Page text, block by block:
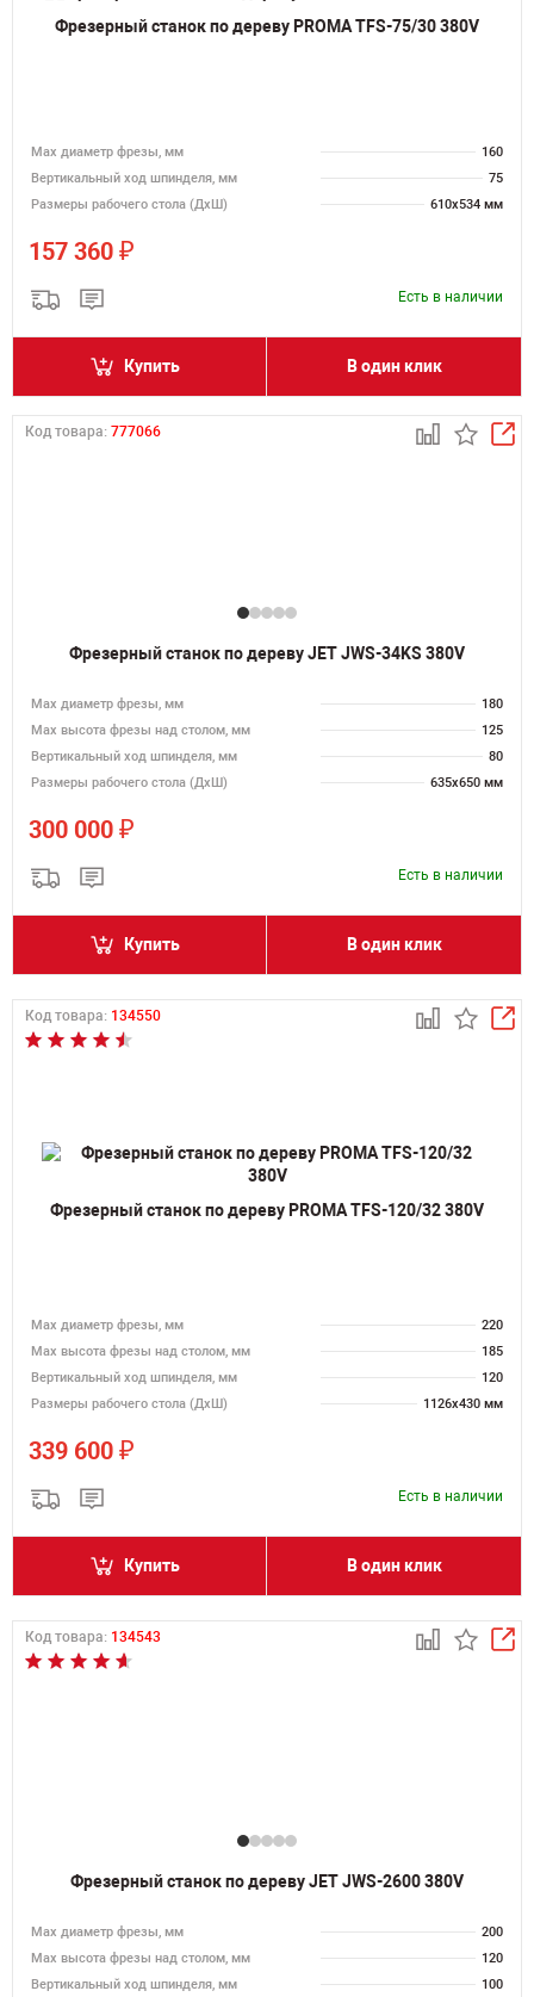
Фрезерный станок по дереву PROMA TFS-75/30 380V
Max диаметр фрезы, мм
160
Вертикальный ход шпинделя, мм
75
Размеры рабочего стола (ДхШ)
610х534 мм
157 360 ₽
Есть в наличии
Купить В один клик
Код товара: 777066
Фрезерный станок по дереву JET JWS-34KS 380V
Max диаметр фрезы, мм
180
Мах высота фрезы над столом, мм
125
Вертикальный ход шпинделя, мм
80
Размеры рабочего стола (ДхШ)
635х650 мм
300 000 ₽
Есть в наличии
Купить В один клик
Код товара: 134550
Фрезерный станок по дереву PROMA TFS-120/32 380V
Max диаметр фрезы, мм
220
Мах высота фрезы над столом, мм
185
Вертикальный ход шпинделя, мм
120
Размеры рабочего стола (ДхШ)
1126х430 мм
339 600 ₽
Есть в наличии
Купить В один клик
Код товара: 134543
Фрезерный станок по дереву JET JWS-2600 380V
Max диаметр фрезы, мм
200
Мах высота фрезы над столом, мм
120
Вертикальный ход шпинделя, мм
100